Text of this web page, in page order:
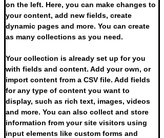
on the left. Here, you can make changes to
your content, add new fields, create
dynamic pages and more. You can create
as many collections as you need.
Your collection is already set up for you
with fields and content. Add your own, or
import content from a CSV file. Add fields
for any type of content you want to
display, such as rich text, images, videos
and more. You can also collect and store
information from your site visitors using
input elements like custom forms and